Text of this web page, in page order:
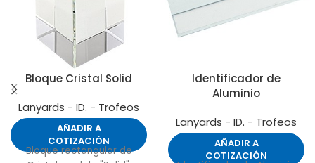
Bloque Cristal Solid
Lanyards - ID. - Trofeos
AÑADIR A
COTIZACIÓN
Bloque rectangular de
Identificador de
Aluminio
Lanyards - ID. - Trofeos
AÑADIR A
COTIZACIÓN